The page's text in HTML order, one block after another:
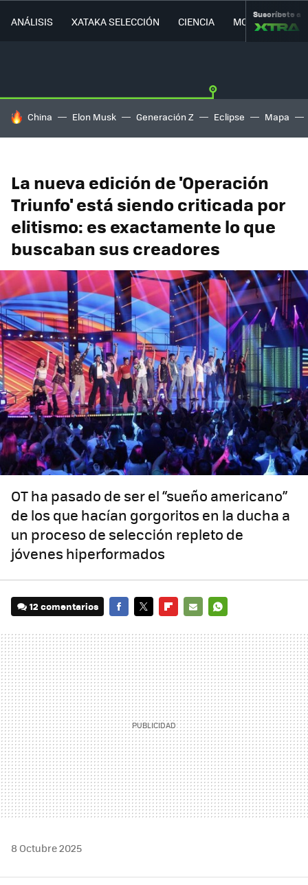
ANÁLISIS XATAKA SELECCIÓN CIENCIA MOVILIDAD
Suscríbete a
HOY SE HABLA DE
China Elon Musk Generación Z Eclipse Mapa
La nueva edición de 'Operación
Triunfo' está siendo criticada por
elitismo: es exactamente lo que
buscaban sus creadores
OT ha pasado de ser el “sueño americano”
de los que hacían gorgoritos en la ducha a
un proceso de selección repleto de
jóvenes hiperformados
12 comentarios
MAIL
8 Octubre 2025